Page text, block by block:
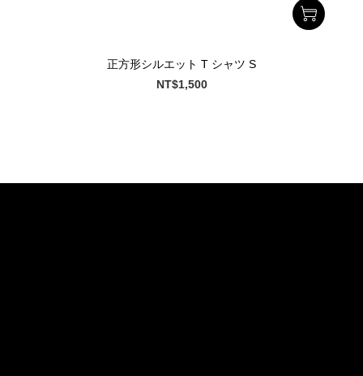
正方形シルエット T シャツ S
NT$1,500